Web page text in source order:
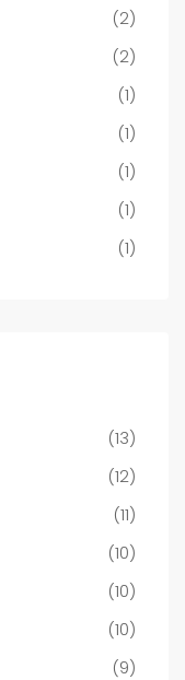
(2)
(2)
(1)
(1)
(1)
(1)
(1)
(13)
(12)
(11)
(10)
(10)
(10)
(9)